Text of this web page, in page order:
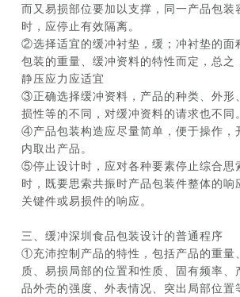
而又易损部位要加以支撑，同一产品包装
时，应停止有效隔离。
②选择适宜的缓冲衬垫，缓；冲衬垫的面
包装的重量、缓冲资料的特性而定，总之
静压应力应适宜
③正确选择缓冲资料，产品的种类、外形
损性等的不同，对缓冲资料的请求也不同
④产品包装构造应尽量简单，便于操作，
内取出产品。
⑤停止设计时，应对各种要素停止综合思
时，既要思索共振时产品包装件整体的响
关键件或易损件的响应。
三、缓冲深圳食品包装设计的普通程序
①充沛控制产品的特性，包括产品的重量
质、易损局部的位置和性质、固有频率、
品外壳的强度、外表情况、突出局部位置